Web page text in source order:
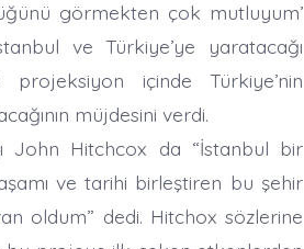
görmekten çok mutluyum’
ve Türkiye’ye yaratacağı
projeksiyon içinde Türkiye’nin
müjdesini verdi.
John Hitchcox da “İstanbul bir
ve tarihi birleştiren bu şehir
oldum” dedi. Hitchox sözlerine